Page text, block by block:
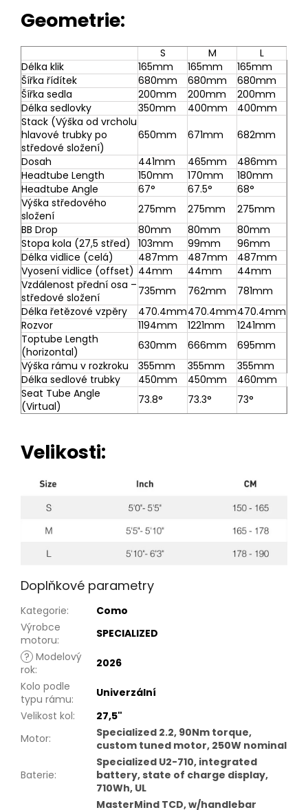
Geometrie:
S M
L
Délka klik
165mm 165mm
165mm
Šířka řídítek
680mm 680mm
680mm
Šířka sedla
200mm 200mm
200mm
Délka sedlovky
350mm 400mm
400mm
Stack (Výška od vrcholu
hlavové trubky po
středové složení)
650mm 671mm
682mm
Dosah
441mm 465mm
486mm
Headtube Length
150mm 170mm
180mm
Headtube Angle
67° 67.5°
68°
Výška středového
složení
275mm 275mm
275mm
BB Drop
80mm 80mm
80mm
Stopa kola (27,5 střed)
103mm 99mm
96mm
Délka vidlice (celá)
487mm 487mm
487mm
Vyosení vidlice (offset) 44mm 44mm
44mm
Vzdálenost přední osa –
středové složení
735mm 762mm
781mm
Délka řetězové vzpěry
470.4mm470.4mm470.4mm
Rozvor
1194mm 1221mm
1241mm
Toptube Length
(horizontal)
630mm 666mm
695mm
Výška rámu v rozkroku
355mm 355mm
355mm
Délka sedlové trubky
450mm 450mm
460mm
Seat Tube Angle
(Virtual)
73.8° 73.3° 73°
Velikosti:
Doplňkové parametry
Kategorie:
Como
Výrobce
motoru:
SPECIALIZED
? Modelový
rok:
2026
Kolo podle
typu rámu:
Univerzální
Velikost kol:
27,5"
Motor:
Specialized 2.2, 90Nm torque,
custom tuned motor, 250W nominal
Baterie:
Specialized U2-710, integrated
battery, state of charge display,
710Wh, UL
MasterMind TCD, w/handlebar